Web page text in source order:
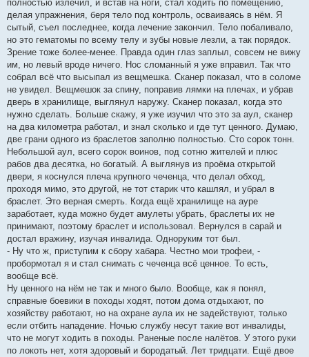
полностью излечил, и встав на ноги, стал ходить по помещению,
делая упражнения, беря тело под контроль, осваиваясь в нём. Я
сытый, съел последнее, когда лечение закончил. Тело побаливало,
но это гематомы по всему телу и зубы новые лезли, а так порядок.
Зрение тоже более-менее. Правда один глаз заплыл, совсем не вижу
им, но левый вроде ничего. Нос сломанный я уже вправил. Так что
собрал всё что высыпал из вещмешка. Сканер показал, что в соломе
не увидел. Вещмешок за спину, поправив лямки на плечах, и убрав
дверь в хранилище, выглянул наружу. Сканер показал, когда это
нужно сделать. Больше скажу, я уже изучил что это за аул, сканер
на два километра работал, и знал сколько и где тут ценного. Думаю,
две грани одного из браслетов заполню полностью. Сто сорок тонн.
Небольшой аул, всего сорок воинов, под сотню жителей и плюс
рабов два десятка, но богатый. А выглянув из проёма открытой
двери, я коснулся плеча крупного чеченца, что делал обход,
проходя мимо, это другой, не тот старик что кашлял, и убрал в
браслет. Это верная смерть. Когда ещё хранилище на ауре
заработает, куда можно будет амулеты убрать, браслеты их не
принимают, поэтому браслет и использовал. Вернулся в сарай и
достал вражину, изучая инвалида. Одноруким тот был.
- Ну что ж, приступим к сбору хабара. Честно мои трофеи, -
пробормотал я и стал снимать с чеченца всё ценное. То есть,
вообще всё.
Ну ценного на нём не так и много было. Вообще, как я понял,
справные боевики в походы ходят, потом дома отдыхают, по
хозяйству работают, но на охране аула их не задействуют, только
если отбить нападение. Ночью службу несут такие вот инвалиды,
что не могут ходить в походы. Раненые после налётов. У этого руки
по локоть нет, хотя здоровый и бородатый. Лет тридцати. Ещё двое